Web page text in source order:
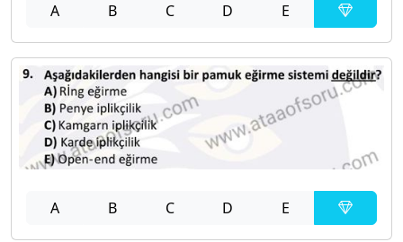
A B C D E
A B C D E